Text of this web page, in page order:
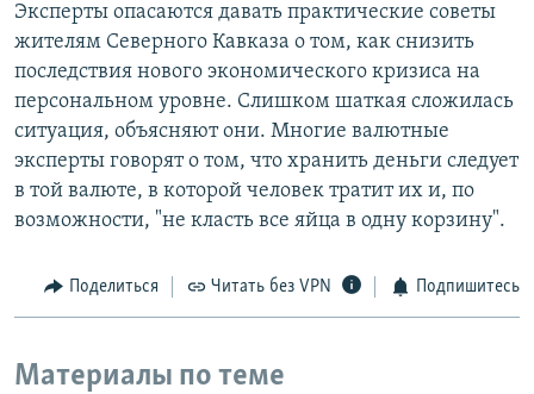
Эксперты опасаются давать практические советы
жителям Северного Кавказа о том, как снизить
последствия нового экономического кризиса на
персональном уровне. Слишком шаткая сложилась
ситуация, объясняют они. Многие валютные
эксперты говорят о том, что хранить деньги следует
в той валюте, в которой человек тратит их и, по
возможности, "не класть все яйца в одну корзину".
Поделиться Читать без VPN Подпишитесь
Материалы по теме